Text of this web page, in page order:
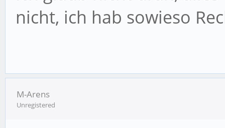
nicht, ich hab sowieso
M-Arens
Unregistered